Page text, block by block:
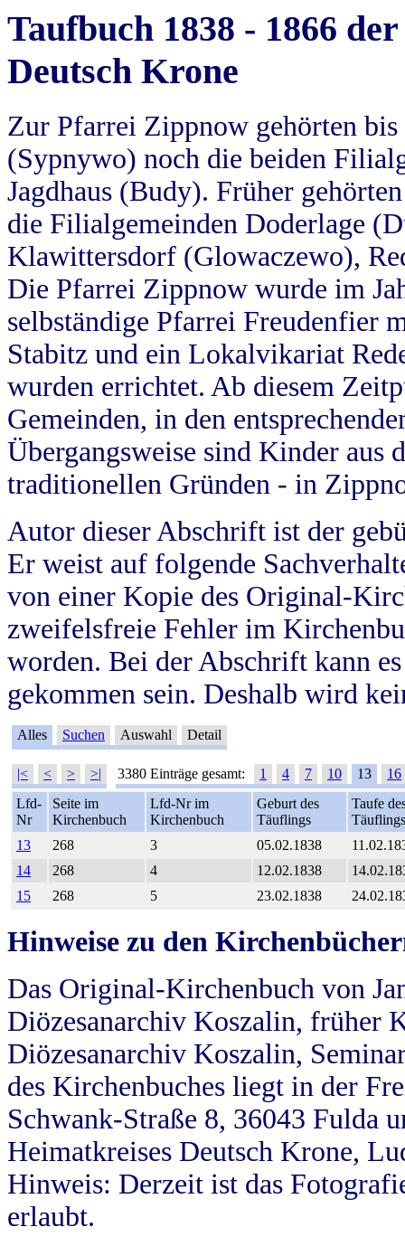
Taufbuch 1838 - 1866
Deutsch Krone
Zur Pfarrei Zippnow gehörten
(Sypnywo) noch die beiden
Jagdhaus (Budy). Früher
die Filialgemeinden Doderlage
Klawittersdorf (Glowaczewo),
Die Pfarrei Zippnow wurde im
selbständige Pfarrei Freudenfier
Stabitz und ein Lokalvikariat
wurden errichtet. Ab diesem
Gemeinden, in den
Übergangsweise sind Kinder aus
traditionellen Gründen - in
Autor dieser Abschrift ist der
Er weist auf folgende
von einer Kopie des Original-
zweifelsfreie Fehler im
worden. Bei der Abschrift kann
gekommen sein. Deshalb wird
Alles Suchen Auswahl Detail
|< < > >| 3380 Einträge gesamt: 1 4 7 10 13
16
Lfd-
Nr
Seite im
Kirchenbuch
Lfd-Nr im
Kirchenbuch
Geburt des
Täuflings
Taufe
Täuflings
13
268 3 05.02.1838
14
268 4 12.02.1838
15
268 5 23.02.1838
Hinweise zu den
Das Original-Kirchenbuch von
Diözesanarchiv Koszalin, früher
Diözesanarchiv Koszalin,
des Kirchenbuches liegt in der
Schwank-Straße 8, 36043 Fulda
Heimatkreises Deutsch Krone,
Hinweis: Derzeit ist das
erlaubt.